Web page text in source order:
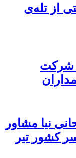
از تله‌ی
شرکت
نیا مشاور
کشور تیر